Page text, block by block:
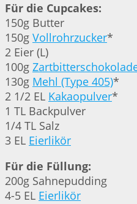
Für die Cupcakes:
150g Butter
150g Vollrohrzucker*
2 Eier (L)
100g
130g Mehl (Type 405)*
2 1/2 EL Kakaopulver*
1 TL Backpulver
1/4 TL Salz
3 EL Eierlikör
Für die Füllung:
200g Sahnepudding
4-5 EL Eierlikör